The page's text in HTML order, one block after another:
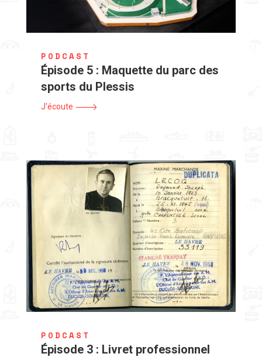
PODCAST
Épisode 5 : Maquette du parc des
sports du Plessis
J'écoute
PODCAST
Épisode 3 : Livret professionnel